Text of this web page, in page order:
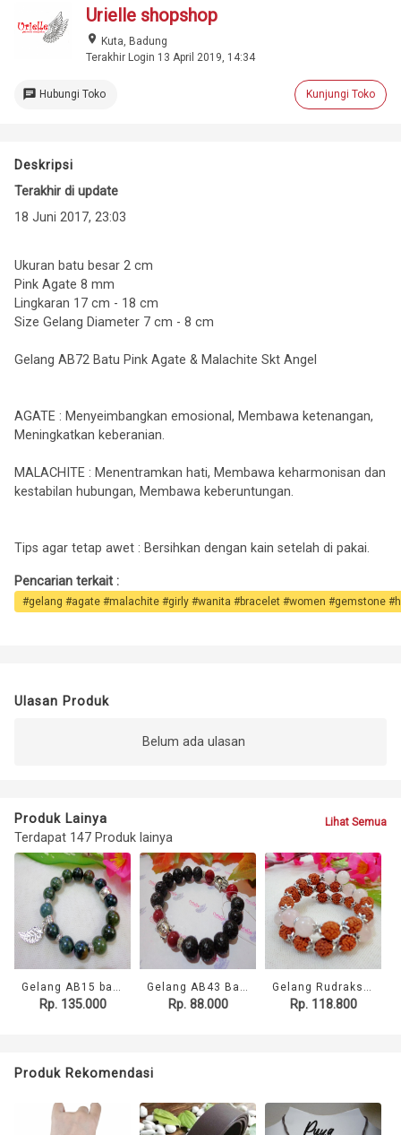
Urielle shopshop
place Kuta, Badung
Terakhir Login 13 April 2019, 14:34
chat Hubungi Toko Kunjungi Toko
Deskripsi
Terakhir di update
18 Juni 2017, 23:03
Ukuran batu besar 2 cm
Pink Agate 8 mm
Lingkaran 17 cm - 18 cm
Size Gelang Diameter 7 cm - 8 cm
Gelang AB72 Batu Pink Agate & Malachite Skt Angel
AGATE : Menyeimbangkan emosional, Membawa ketenangan,
Meningkatkan keberanian.
MALACHITE : Menentramkan hati, Membawa keharmonisan dan
kestabilan hubungan, Membawa keberuntungan.
Tips agar tetap awet : Bersihkan dengan kain setelah di pakai.
Pencarian terkait :
#gelang #agate #malachite #girly #wanita #bracelet #women #gemstone
Ulasan Produk
Belum ada ulasan
Produk Lainya
Terdapat 147 Produk lainya
Lihat Semua
Gelang AB15 batu Agate Lumut App Daun
Rp. 135.000
Gelang AB43 Batu Lava & Red Carnelian App Hamsa & Buddha
Rp. 88.000
Gelang Rudraksha AA15 Batu Rose Quartz
Rp. 118.800
Produk Rekomendasi